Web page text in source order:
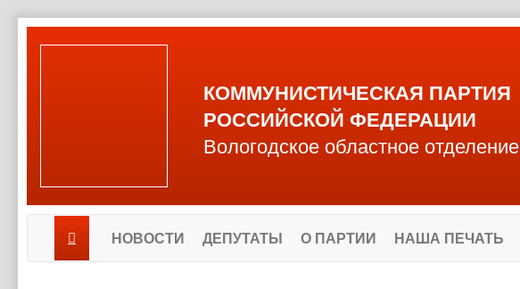
КОММУНИСТИЧЕСКАЯ ПАРТИЯ
РОССИЙСКОЙ ФЕДЕРАЦИИ
Вологодское областное отделение
НОВОСТИ ДЕПУТАТЫ О ПАРТИИ НАША ПЕЧАТЬ